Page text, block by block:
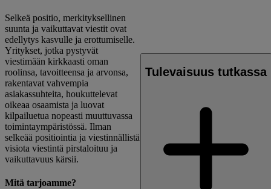
Selkeä positio, merkityksellinen
suunta ja vaikuttavat viestit ovat
edellytys kasvulle ja erottumiselle.
Yritykset, jotka pystyvät
viestimään kirkkaasti oman
roolinsa, tavoitteensa ja arvonsa,
rakentavat vahvempia
asiakassuhteita, houkuttelevat
oikeaa osaamista ja luovat
kilpailuetua nopeasti muuttuvassa
toimintaympäristössä. Ilman
selkeää positiointia ja viestinnällistä
visiota viestintä pirstaloituu ja
vaikuttavuus kärsii.
Mitä tarjoamme?
Tulevaisuus tutkassa